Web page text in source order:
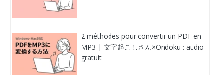
2 méthodes pour convertir un PDF en
MP3 | 文字起こしさん×Ondoku : audio
gratuit